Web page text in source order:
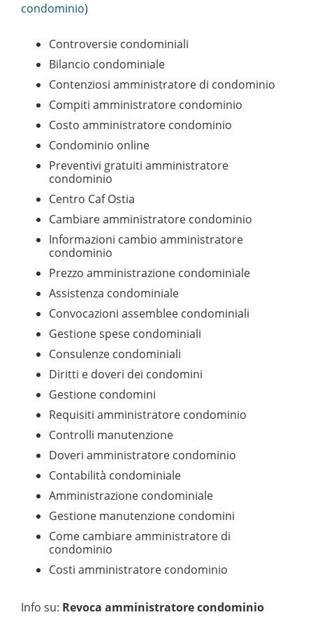
condominio)
Controversie condominiali
Bilancio condominiale
Contenziosi amministratore di condominio
Compiti amministratore condominio
Costo amministratore condominio
Condominio online
Preventivi gratuiti amministratore
condominio
Centro Caf Ostia
Cambiare amministratore condominio
Informazioni cambio amministratore
condominio
Prezzo amministrazione condominiale
Assistenza condominiale
Convocazioni assemblee condominiali
Gestione spese condominiali
Consulenze condominiali
Diritti e doveri dei condomini
Gestione condomini
Requisiti amministratore condominio
Controlli manutenzione
Doveri amministratore condominio
Contabilità condominiale
Amministrazione condominiale
Gestione manutenzione condomini
Come cambiare amministratore di
condominio
Costi amministratore condominio
Info su: Revoca amministratore condominio